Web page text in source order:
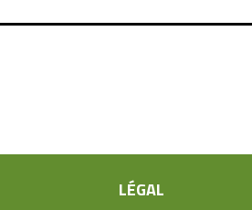
LÉGAL